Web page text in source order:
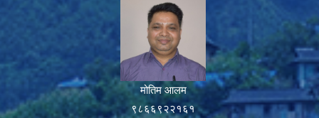
मोतिम आलम
९८६६९२२१६१